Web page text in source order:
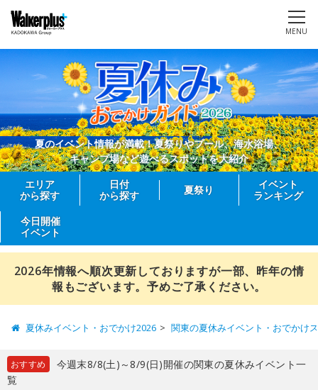
MENU
夏のイベント情報が満載！夏祭りやプール、海水浴場、
キャンプ場など遊べるスポットを大紹介
エリア
から探す
日付
から探す
夏祭り
イベント
ランキング
今日開催
イベント
2026年情報へ順次更新しておりますが一部、昨年の情
報もございます。予めご了承ください。
夏休みイベント・おでかけ2026 関東の夏休みイベント・おでかけ
おすすめ
今週末8/8(土)～8/9(日)開催の関東の夏休みイベント一
覧